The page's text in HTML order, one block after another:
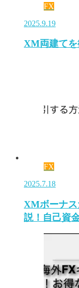
FX
2025.9.19
XM両建てを
FX
2025.7.18
XMボーナ
説！自己資